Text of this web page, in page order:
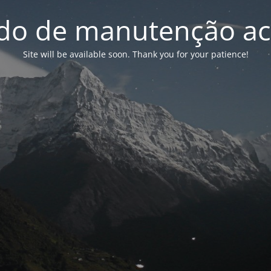
de manutenção
Site will be available soon. Thank you for your patience!